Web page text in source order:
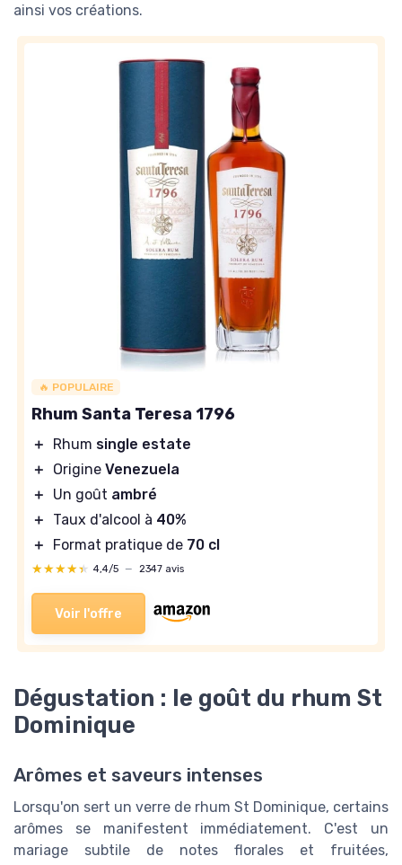
ainsi vos créations.
🔥 POPULAIRE
Rhum Santa Teresa 1796
＋ Rhum single estate
＋
Origine Venezuela
＋
Un goût ambré
＋
Taux d'alcool à 40%
＋
Format pratique de 70 cl
★★★★★
★★★★★ 4,4/5 — 2347 avis
Voir l'offre
Dégustation : le goût du rhum St
Dominique
Arômes et saveurs intenses
Lorsqu'on sert un verre de rhum St Dominique, certains
arômes se manifestent immédiatement. C'est un
mariage subtile de notes florales et fruitées,